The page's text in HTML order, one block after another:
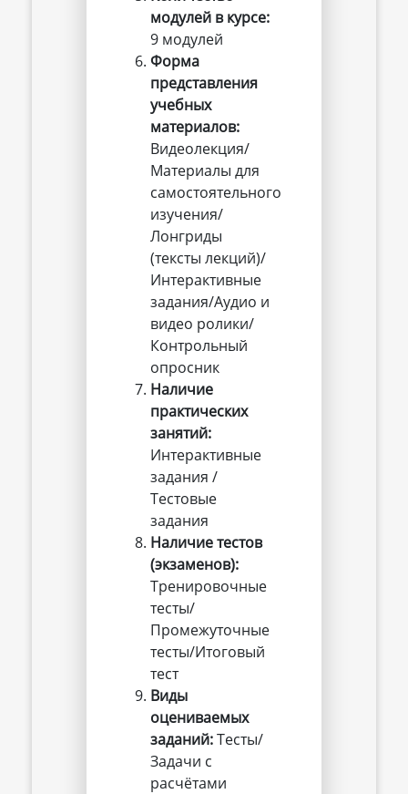
модулей в курсе:
9 модулей
Форма
представления
учебных
материалов:
Видеолекция/
Материалы для
самостоятельного
изучения/
Лонгриды
(тексты лекций)/
Интерактивные
задания/Аудио и
видео ролики/
Контрольный
опросник
Наличие
практических
занятий:
Интерактивные
задания /
Тестовые
задания
Наличие тестов
(экзаменов):
Тренировочные
тесты/
Промежуточные
тесты/Итоговый
тест
Виды
оцениваемых
заданий:Тесты/
Задачи с
расчётами